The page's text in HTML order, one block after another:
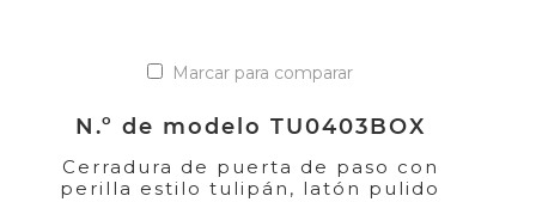
Marcar para comparar
N.º de modelo TU0403BOX
Cerradura de puerta de paso con
perilla estilo tulipán, latón pulido